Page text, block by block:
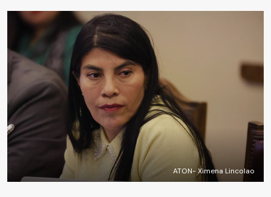
ATON- Ximena Lincolao